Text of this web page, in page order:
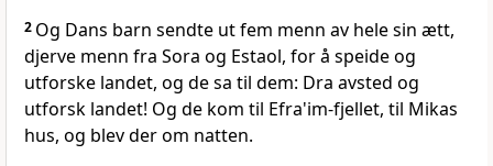
2 Og Dans barn sendte ut fem menn av hele sin ætt,
djerve menn fra Sora og Estaol, for å speide og
utforske landet, og de sa til dem: Dra avsted og
utforsk landet! Og de kom til Efra'im-fjellet, til Mikas
hus, og blev der om natten.